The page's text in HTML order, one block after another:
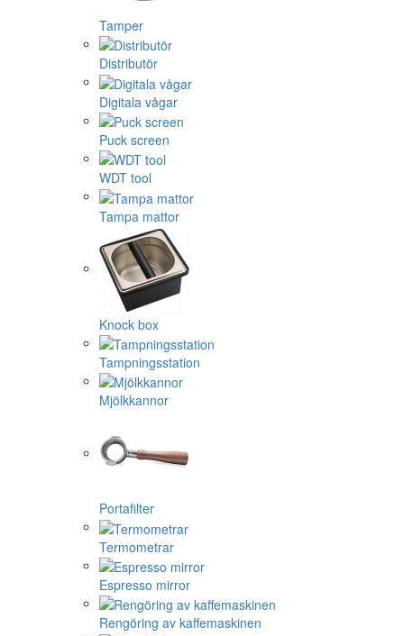
Tamper
Distributör
Digitala vågar
Puck screen
WDT tool
Tampa mattor
Knock box
Tampningsstation
Mjölkkannor
Portafilter
Termometrar
Espresso mirror
Rengöring av kaffemaskinen